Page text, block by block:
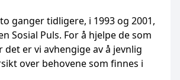
ganger tidligere, i 1993 og 2001,
Sosial Puls. For å hjelpe de som
er vi avhengige av å jevnlig
over behovene som finnes i